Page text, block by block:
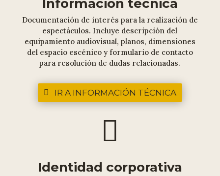
Información técnica
Documentación de interés para la realización de
espectáculos. Incluye descripción del
equipamiento audiovisual, planos, dimensiones
del espacio escénico y formulario de contacto
para resolución de dudas relacionadas.
IR A INFORMACIÓN TÉCNICA

Identidad corporativa